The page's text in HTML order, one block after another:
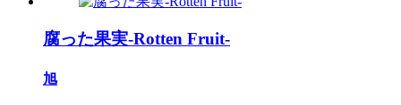
腐った果実-Rotten Fruit-
旭